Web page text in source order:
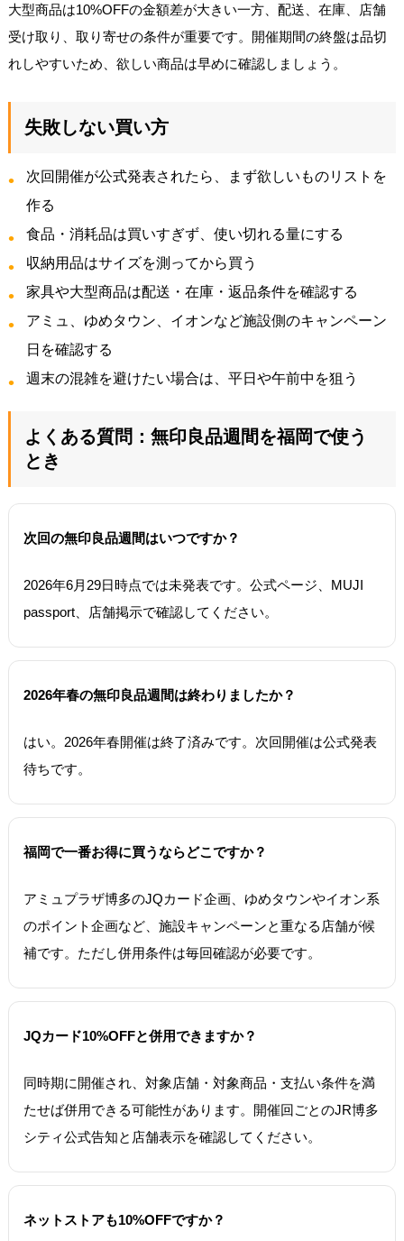
大型商品は10%OFFの金額差が大きい一方、配送、在庫、店舗
受け取り、取り寄せの条件が重要です。開催期間の終盤は品切
れしやすいため、欲しい商品は早めに確認しましょう。
失敗しない買い方
次回開催が公式発表されたら、まず欲しいものリストを
作る
食品・消耗品は買いすぎず、使い切れる量にする
収納用品はサイズを測ってから買う
家具や大型商品は配送・在庫・返品条件を確認する
アミュ、ゆめタウン、イオンなど施設側のキャンペーン
日を確認する
週末の混雑を避けたい場合は、平日や午前中を狙う
よくある質問：無印良品週間を福岡で使う
とき
次回の無印良品週間はいつですか？
2026年6月29日時点では未発表です。公式ページ、MUJI
passport、店舗掲示で確認してください。
2026年春の無印良品週間は終わりましたか？
はい。2026年春開催は終了済みです。次回開催は公式発表
待ちです。
福岡で一番お得に買うならどこですか？
アミュプラザ博多のJQカード企画、ゆめタウンやイオン系
のポイント企画など、施設キャンペーンと重なる店舗が候
補です。ただし併用条件は毎回確認が必要です。
JQカード10%OFFと併用できますか？
同時期に開催され、対象店舗・対象商品・支払い条件を満
たせば併用できる可能性があります。開催回ごとのJR博多
シティ公式告知と店舗表示を確認してください。
ネットストアも10%OFFですか？